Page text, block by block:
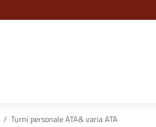
Turni personale ATA& varia ATA